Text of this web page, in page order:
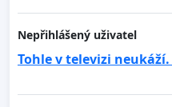
Nepřihlášený uživatel
Tohle v televizi